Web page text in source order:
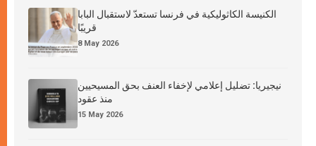
الكنيسة الكاثوليكية في فرنسا تستعدّ لاستقبال البابا
قريبًا
8 May 2026
نيجيريا: تضليل إعلامي لإخفاء العنف بحق المسيحيين
منذ عقود
15 May 2026